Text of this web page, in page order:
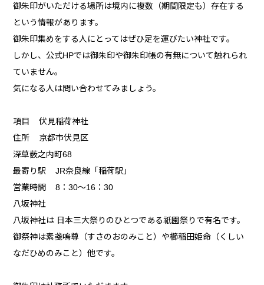
御朱印がいただける場所は境内に複数（期間限定も）存在する
という情報があります。
御朱印集めをする人にとってはぜひ足を運びたい神社です。
しかし、公式HPでは御朱印や御朱印帳の有無について触れられ
ていません。
気になる人は問い合わせてみましょう。
項目 伏見稲荷神社
住所 京都市伏見区
深草薮之内町68
最寄り駅 JR奈良線「稲荷駅」
営業時間 8：30～16：30
八坂神社
八坂神社は 日本三大祭りのひとつである祇園祭りで有名です。
御祭神は素戔嗚尊（すさのおのみこと）や櫛稲田姫命（くしい
なだひめのみこと）他です。